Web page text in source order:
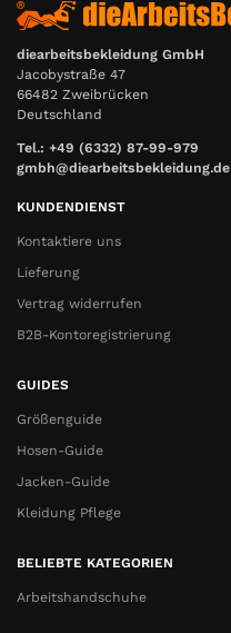
diearbeitsbekleidung GmbH
Jacobystraße 47
66482 Zweibrücken
Deutschland
Tel.: +49 (6332) 87-99-979
gmbh@diearbeitsbekleidung.de
KUNDENDIENST
Kontaktiere uns
Lieferung
Vertrag widerrufen
B2B-Kontoregistrierung
GUIDES
Größenguide
Hosen-Guide
Jacken-Guide
Kleidung Pflege
BELIEBTE KATEGORIEN
Arbeitshandschuhe